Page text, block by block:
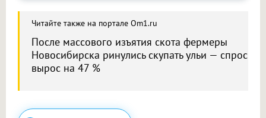
Читайте также на портале Om1.ru
После массового изъятия скота фермеры
Новосибирска ринулись скупать ульи — спрос
вырос на 47 %